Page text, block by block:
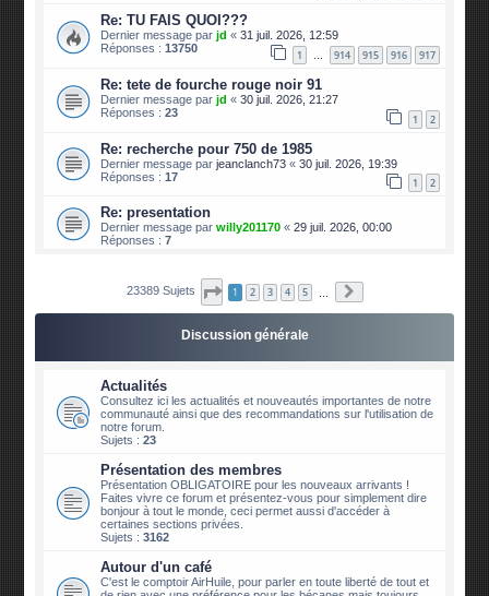
Re: TU FAIS QUOI???
Dernier message parjd «31 juil. 2026, 12:59
Réponses :13750 1 … 914 915 916 917
Re: tete de fourche rouge noir 91
Dernier message parjd «30 juil. 2026, 21:27
Réponses :23 1 2
Re: recherche pour 750 de 1985
Dernier message parjeanclanch73 «30 juil. 2026, 19:39
Réponses :17 1 2
Re: presentation
Dernier message parwilly201170 «29 juil. 2026, 00:00
Réponses :7
23389 Sujets Page 1sur2339
1 2 3 4 5
Discussion générale
Actualités
Consultez ici les actualités et nouveautés importantes de notre
communauté ainsi que des recommandations sur l'utilisation de
notre forum.
Sujets :23
Présentation des membres
Présentation OBLIGATOIRE pour les nouveaux arrivants !
Faites vivre ce forum et présentez-vous pour simplement dire
bonjour à tout le monde, ceci permet aussi d'accéder à
certaines sections privées.
Sujets :3162
Autour d'un café
C'est le comptoir AirHuile, pour parler en toute liberté de tout et